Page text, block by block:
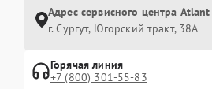
Адрес сервисного центра Atlant
г. Сургут, Югорский тракт, 38А
Горячая линия
+7 (800) 301-55-83